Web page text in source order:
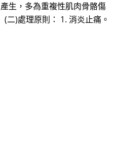
生，多為重複性肌肉骨骼傷
二)處理原則： 1. 消炎止痛。